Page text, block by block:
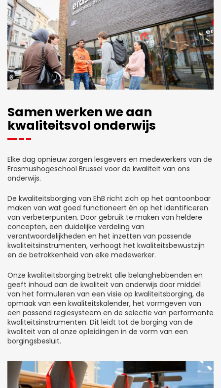
Samen werken we aan
kwaliteitsvol onderwijs
Elke dag opnieuw zorgen lesgevers en medewerkers van de
Erasmushogeschool Brussel voor de kwaliteit van ons
onderwijs.
De kwaliteitsborging van EhB richt zich op het aantoonbaar
maken van wat goed functioneert én op het identificeren
van verbeterpunten. Door gebruik te maken van heldere
concepten, een duidelijke verdeling van
verantwoordelijkheden en het inzetten van passende
kwaliteitsinstrumenten, verhoogt het kwaliteitsbewustzijn
en de betrokkenheid van elke medewerker.
Onze kwaliteitsborging betrekt alle belanghebbenden en
geeft inhoud aan de kwaliteit van onderwijs door middel
van het formuleren van een visie op kwaliteitsborging, de
opmaak van een kwaliteitskalender, het vormgeven van
een passend regiesysteem en de selectie van performante
kwaliteitsinstrumenten. Dit leidt tot de borging van de
kwaliteit van al onze opleidingen in de vorm van een
borgingsbesluit.